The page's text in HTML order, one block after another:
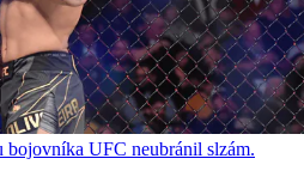
bojovníka UFC neubránil slzám.